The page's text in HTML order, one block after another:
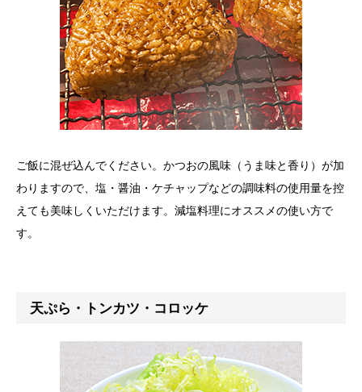
ご飯に混ぜ込んでください。かつおの風味（うま味と香り）が加
わりますので、塩・醤油・ケチャップなどの調味料の使用量を控
えても美味しくいただけます。減塩料理にオススメの使い方で
す。
天ぷら・トンカツ・コロッケ